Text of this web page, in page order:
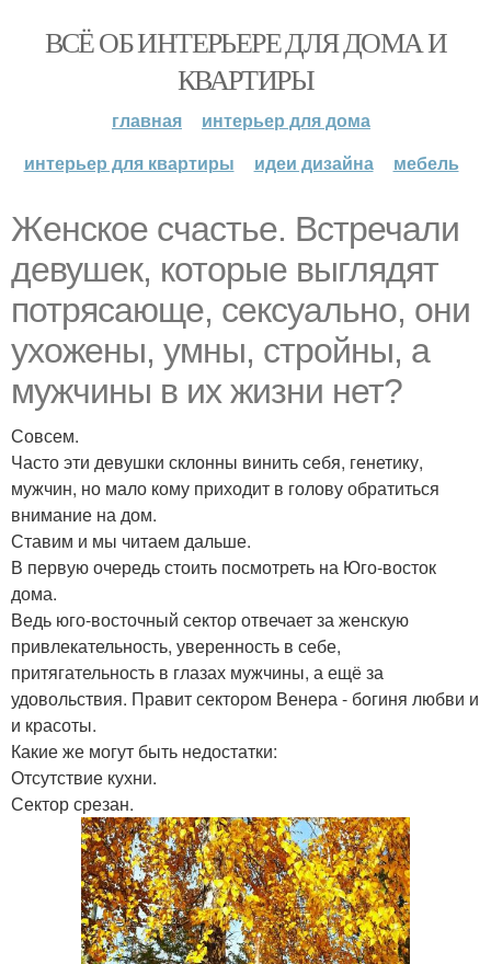
ВСЁ ОБ ИНТЕРЬЕРЕ ДЛЯ ДОМА И
КВАРТИРЫ
главная
интерьер для дома
интерьер для квартиры
идеи дизайна мебель
Женское счастье. Встречали
девушек, которые выглядят
потрясающе, сексуально, они
ухожены, умны, стройны, а
мужчины в их жизни нет?
Совсем.
Часто эти девушки склонны винить себя, генетику,
мужчин, но мало кому приходит в голову обратиться
внимание на дом.
Ставим и мы читаем дальше.
В первую очередь стоить посмотреть на Юго-восток
дома.
Ведь юго-восточный сектор отвечает за женскую
привлекательность, уверенность в себе,
притягательность в глазах мужчины, а ещё за
удовольствия. Правит сектором Венера - богиня любви и
и красоты.
Какие же могут быть недостатки:
Отсутствие кухни.
Сектор срезан.